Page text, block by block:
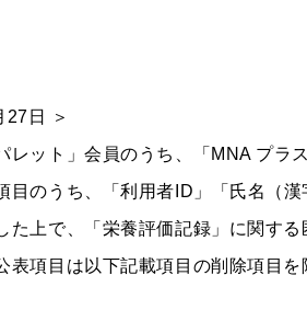
日 ＞
レット」会員のうち、「MNA プラ
目のうち、「利用者ID」「氏名（
た上で、「栄養評価記録」に関す
表項目は以下記載項目の削除項目を